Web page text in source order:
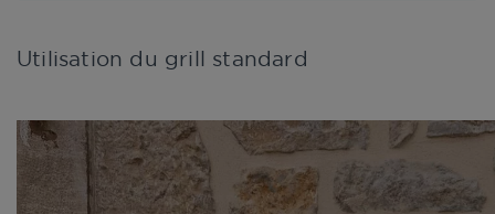
Utilisation du grill standard